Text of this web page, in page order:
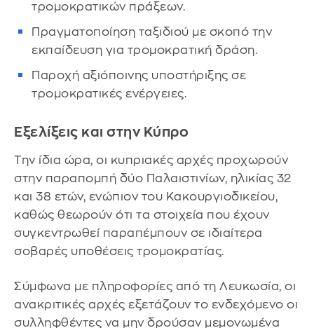
τρομοκρατικών πράξεων.
Πραγματοποίηση ταξιδιού με σκοπό την
εκπαίδευση για τρομοκρατική δράση.
Παροχή αξιόποινης υποστήριξης σε
τρομοκρατικές ενέργειες.
Εξελίξεις και στην Κύπρο
Την ίδια ώρα, οι κυπριακές αρχές προχωρούν
στην παραπομπή δύο Παλαιστινίων, ηλικίας 32
και 38 ετών, ενώπιον του Κακουργιοδικείου,
καθώς θεωρούν ότι τα στοιχεία που έχουν
συγκεντρωθεί παραπέμπουν σε ιδιαίτερα
σοβαρές υποθέσεις τρομοκρατίας.
Σύμφωνα με πληροφορίες από τη Λευκωσία, οι
ανακριτικές αρχές εξετάζουν το ενδεχόμενο οι
συλληφθέντες να μην δρούσαν μεμονωμένα